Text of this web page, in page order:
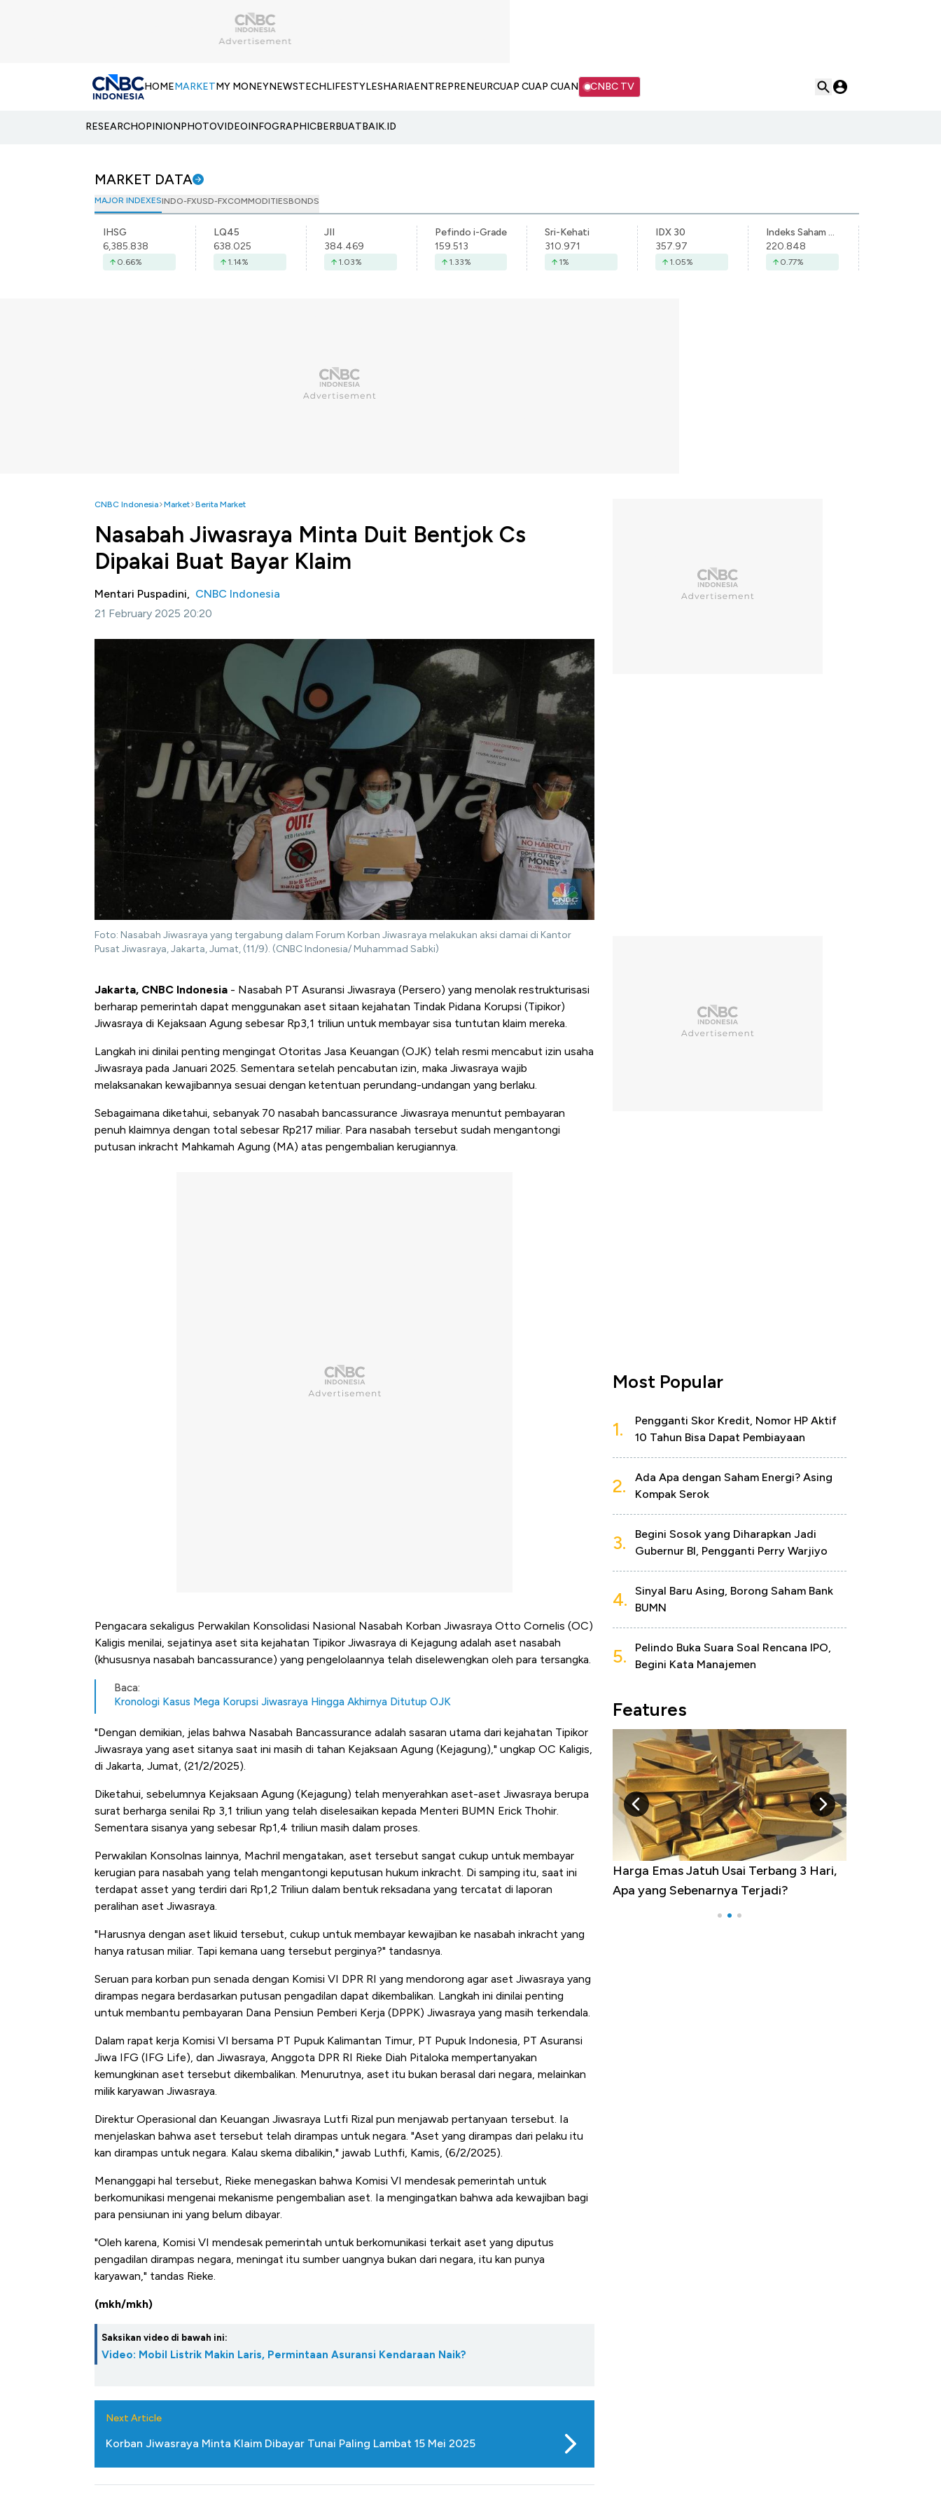
HOMEMARKETMY MONEYNEWSTECHLIFESTYLESHARIAENTREPRENEURCUAP CUAP CUAN CNBC TV
RESEARCHOPINIONPHOTOVIDEOINFOGRAPHICBERBUATBAIK.ID
MARKET DATA
MAJOR INDEXESINDO-FXUSD-FXCOMMODITIESBONDS
IHSG
6,385.838
0.66%
LQ45
638.025
1.14%
JII
384.469
1.03%
Pefindo i-Grade
159.513
1.33%
Sri-Kehati
310.971
1%
IDX 30
357.97
1.05%
Indeks Saham Syariah Indonesia
220.848
0.77%
CNBC Indonesia Market Berita Market
Nasabah Jiwasraya Minta Duit Bentjok Cs
Dipakai Buat Bayar Klaim
Mentari Puspadini, CNBC Indonesia
21 February 2025 20:20
Foto: Nasabah Jiwasraya yang tergabung dalam Forum Korban Jiwasraya melakukan aksi damai di Kantor
Pusat Jiwasraya, Jakarta, Jumat, (11/9). (CNBC Indonesia/ Muhammad Sabki)
Jakarta, CNBC Indonesia - Nasabah PT Asuransi Jiwasraya (Persero) yang menolak restrukturisasi
berharap pemerintah dapat menggunakan aset sitaan kejahatan Tindak Pidana Korupsi (Tipikor)
Jiwasraya di Kejaksaan Agung sebesar Rp3,1 triliun untuk membayar sisa tuntutan klaim mereka.
Langkah ini dinilai penting mengingat Otoritas Jasa Keuangan (OJK) telah resmi mencabut izin usaha
Jiwasraya pada Januari 2025. Sementara setelah pencabutan izin, maka Jiwasraya wajib
melaksanakan kewajibannya sesuai dengan ketentuan perundang-undangan yang berlaku.
Sebagaimana diketahui, sebanyak 70 nasabah bancassurance Jiwasraya menuntut pembayaran
penuh klaimnya dengan total sebesar Rp217 miliar. Para nasabah tersebut sudah mengantongi
putusan inkracht Mahkamah Agung (MA) atas pengembalian kerugiannya.
Pengacara sekaligus Perwakilan Konsolidasi Nasional Nasabah Korban Jiwasraya Otto Cornelis (OC)
Kaligis menilai, sejatinya aset sita kejahatan Tipikor Jiwasraya di Kejagung adalah aset nasabah
(khususnya nasabah bancassurance) yang pengelolaannya telah diselewengkan oleh para tersangka.
Baca:
Kronologi Kasus Mega Korupsi Jiwasraya Hingga Akhirnya Ditutup OJK
"Dengan demikian, jelas bahwa Nasabah Bancassurance adalah sasaran utama dari kejahatan Tipikor
Jiwasraya yang aset sitanya saat ini masih di tahan Kejaksaan Agung (Kejagung)," ungkap OC Kaligis,
di Jakarta, Jumat, (21/2/2025).
Diketahui, sebelumnya Kejaksaan Agung (Kejagung) telah menyerahkan aset-aset Jiwasraya berupa
surat berharga senilai Rp 3,1 triliun yang telah diselesaikan kepada Menteri BUMN Erick Thohir.
Sementara sisanya yang sebesar Rp1,4 triliun masih dalam proses.
Perwakilan Konsolnas lainnya, Machril mengatakan, aset tersebut sangat cukup untuk membayar
kerugian para nasabah yang telah mengantongi keputusan hukum inkracht. Di samping itu, saat ini
terdapat asset yang terdiri dari Rp1,2 Triliun dalam bentuk reksadana yang tercatat di laporan
peralihan aset Jiwasraya.
"Harusnya dengan aset likuid tersebut, cukup untuk membayar kewajiban ke nasabah inkracht yang
hanya ratusan miliar. Tapi kemana uang tersebut perginya?" tandasnya.
Seruan para korban pun senada dengan Komisi VI DPR RI yang mendorong agar aset Jiwasraya yang
dirampas negara berdasarkan putusan pengadilan dapat dikembalikan. Langkah ini dinilai penting
untuk membantu pembayaran Dana Pensiun Pemberi Kerja (DPPK) Jiwasraya yang masih terkendala.
Dalam rapat kerja Komisi VI bersama PT Pupuk Kalimantan Timur, PT Pupuk Indonesia, PT Asuransi
Jiwa IFG (IFG Life), dan Jiwasraya, Anggota DPR RI Rieke Diah Pitaloka mempertanyakan
kemungkinan aset tersebut dikembalikan. Menurutnya, aset itu bukan berasal dari negara, melainkan
milik karyawan Jiwasraya.
Direktur Operasional dan Keuangan Jiwasraya Lutfi Rizal pun menjawab pertanyaan tersebut. Ia
menjelaskan bahwa aset tersebut telah dirampas untuk negara. "Aset yang dirampas dari pelaku itu
kan dirampas untuk negara. Kalau skema dibalikin," jawab Luthfi, Kamis, (6/2/2025).
Menanggapi hal tersebut, Rieke menegaskan bahwa Komisi VI mendesak pemerintah untuk
berkomunikasi mengenai mekanisme pengembalian aset. Ia mengingatkan bahwa ada kewajiban bagi
para pensiunan ini yang belum dibayar.
"Oleh karena, Komisi VI mendesak pemerintah untuk berkomunikasi terkait aset yang diputus
pengadilan dirampas negara, meningat itu sumber uangnya bukan dari negara, itu kan punya
karyawan," tandas Rieke.
(mkh/mkh)
Saksikan video di bawah ini:
Video: Mobil Listrik Makin Laris, Permintaan Asuransi Kendaraan Naik?
Next Article
Korban Jiwasraya Minta Klaim Dibayar Tunai Paling Lambat 15 Mei 2025
Most Popular
1.
Pengganti Skor Kredit, Nomor HP Aktif
10 Tahun Bisa Dapat Pembiayaan
2.
Ada Apa dengan Saham Energi? Asing
Kompak Serok
3.
Begini Sosok yang Diharapkan Jadi
Gubernur BI, Pengganti Perry Warjiyo
4.
Sinyal Baru Asing, Borong Saham Bank
BUMN
5.
Pelindo Buka Suara Soal Rencana IPO,
Begini Kata Manajemen
Features
Harga Batu Bara Bangkit, Ada Kabar
Baik Buat Pengusaha RI
Harga Emas Jatuh Usai Terbang 3 Hari,
Apa yang Sebenarnya Terjadi?